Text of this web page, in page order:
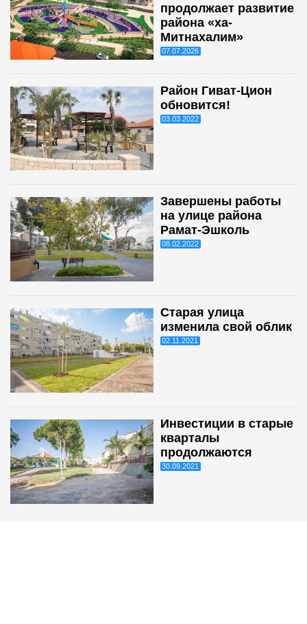
продолжает развитие
района «ха-
Митнахалим»
07.07.2026
Район Гиват-Цион
обновится!
03.03.2022
Завершены работы
на улице района
Рамат-Эшколь
08.02.2022
Старая улица
изменила свой облик
02.11.2021
Инвестиции в старые
кварталы
продолжаются
30.09.2021